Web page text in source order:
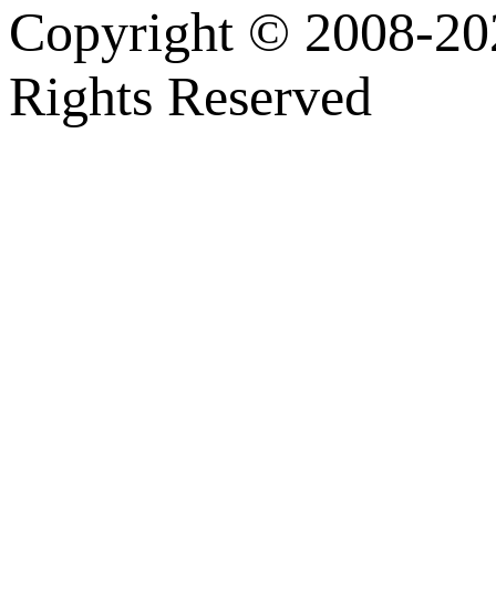
Copyright © 2008-
Rights Reserved